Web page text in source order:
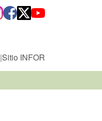
|Sitio INFOR